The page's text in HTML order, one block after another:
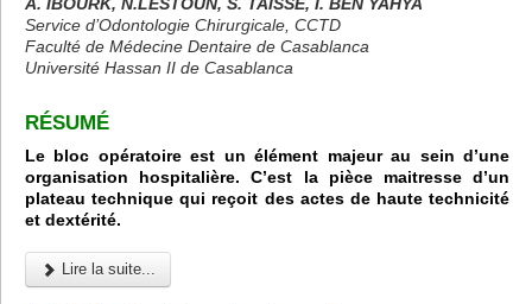
Service d’Odontologie Chirurgicale, CCTD
Faculté de Médecine Dentaire de Casablanca
Université Hassan II de Casablanca
RÉSUMÉ
Le bloc opératoire est un élément majeur au sein d’une
organisation hospitalière. C’est la pièce maitresse d’un
plateau technique qui reçoit des actes de haute technicité
et dextérité.
Lire la suite...